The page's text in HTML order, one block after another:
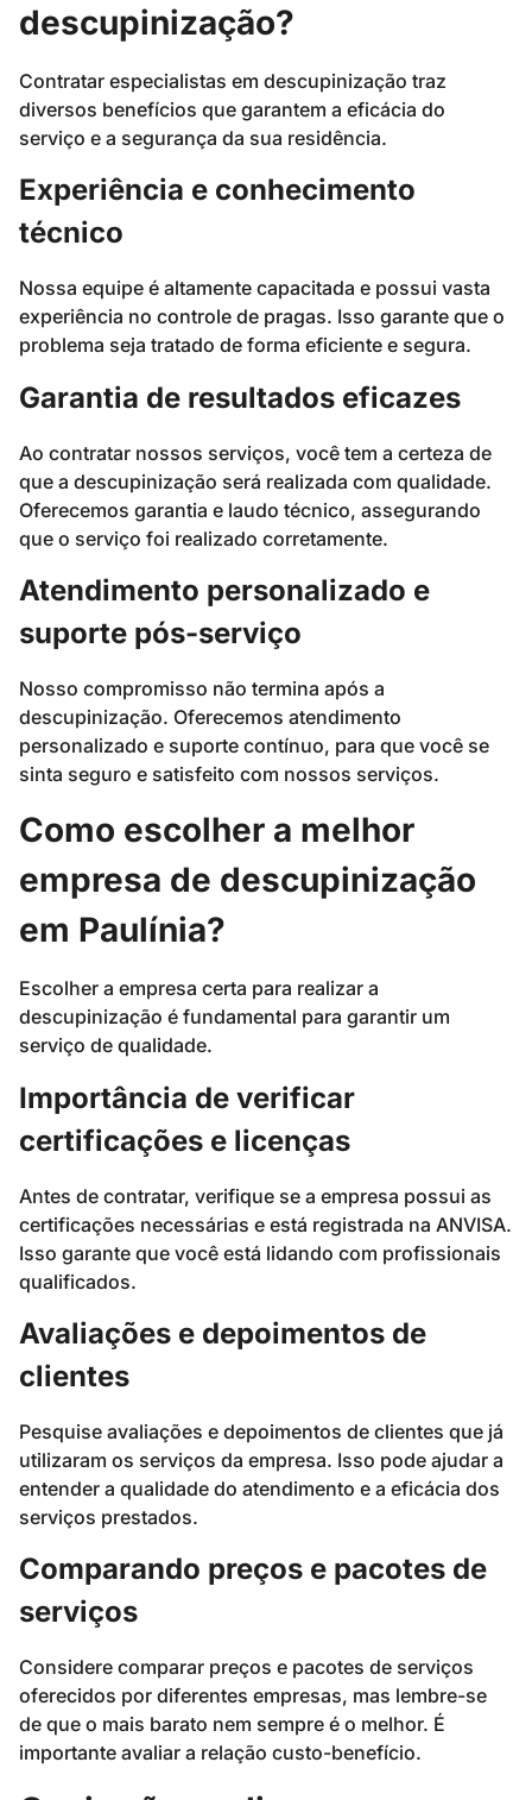
descupinização?
Contratar especialistas em descupinização traz
diversos benefícios que garantem a eficácia do
serviço e a segurança da sua residência.
Experiência e conhecimento
técnico
Nossa equipe é altamente capacitada e possui vasta
experiência no controle de pragas. Isso garante que o
problema seja tratado de forma eficiente e segura.
Garantia de resultados eficazes
Ao contratar nossos serviços, você tem a certeza de
que a descupinização será realizada com qualidade.
Oferecemos garantia e laudo técnico, assegurando
que o serviço foi realizado corretamente.
Atendimento personalizado e
suporte pós-serviço
Nosso compromisso não termina após a
descupinização. Oferecemos atendimento
personalizado e suporte contínuo, para que você se
sinta seguro e satisfeito com nossos serviços.
Como escolher a melhor
empresa de descupinização
em Paulínia?
Escolher a empresa certa para realizar a
descupinização é fundamental para garantir um
serviço de qualidade.
Importância de verificar
certificações e licenças
Antes de contratar, verifique se a empresa possui as
certificações necessárias e está registrada na ANVISA.
Isso garante que você está lidando com profissionais
qualificados.
Avaliações e depoimentos de
clientes
Pesquise avaliações e depoimentos de clientes que já
utilizaram os serviços da empresa. Isso pode ajudar a
entender a qualidade do atendimento e a eficácia dos
serviços prestados.
Comparando preços e pacotes de
serviços
Considere comparar preços e pacotes de serviços
oferecidos por diferentes empresas, mas lembre-se
de que o mais barato nem sempre é o melhor. É
importante avaliar a relação custo-benefício.